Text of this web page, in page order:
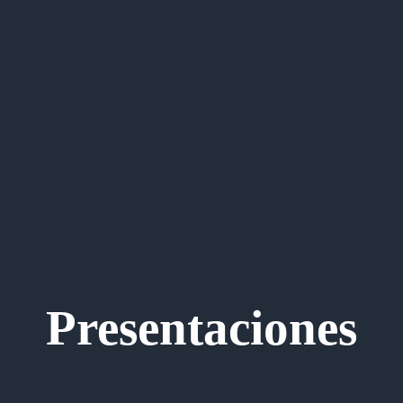
Presentaciones